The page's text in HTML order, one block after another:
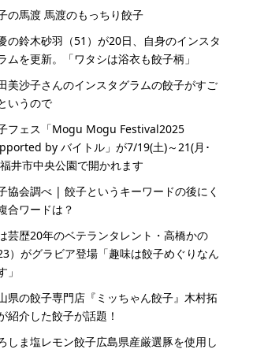
の馬渡 馬渡のもっちり餃子
の鈴木砂羽（51）が20日、自身のインスタ
ムを更新。「ワタシは浴衣も餃子柄」
美沙子さんのインスタグラムの餃子がすご
いうので
フェス「Mogu Mogu Festival2025
by バイトル」が7/19(土)～21(月･
井市中央公園で開かれます
協会調べ | 餃子というキーワードの後にく
合ワードは？
芸歴20年のベテランタレント・高橋かの
23）がグラビア登場「趣味は餃子めぐりなん
」
県の餃子専門店『ミッちゃん餃子』木村拓
紹介した餃子が話題！
しま塩レモン餃子広島県産厳選豚を使用し